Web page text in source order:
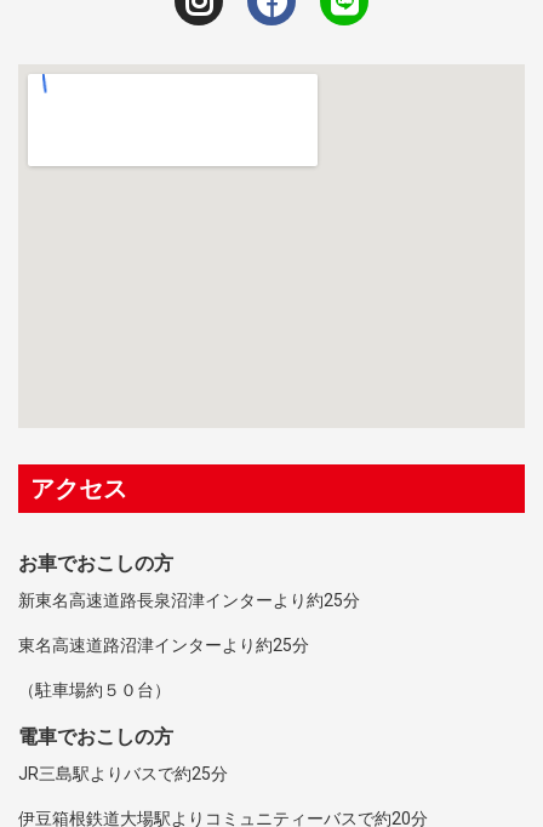
アクセス
お車でおこしの方
新東名高速道路長泉沼津インターより約25分
東名高速道路沼津インターより約25分
（駐車場約５０台）
電車でおこしの方
JR三島駅よりバスで約25分
伊豆箱根鉄道大場駅よりコミュニティーバスで約20分